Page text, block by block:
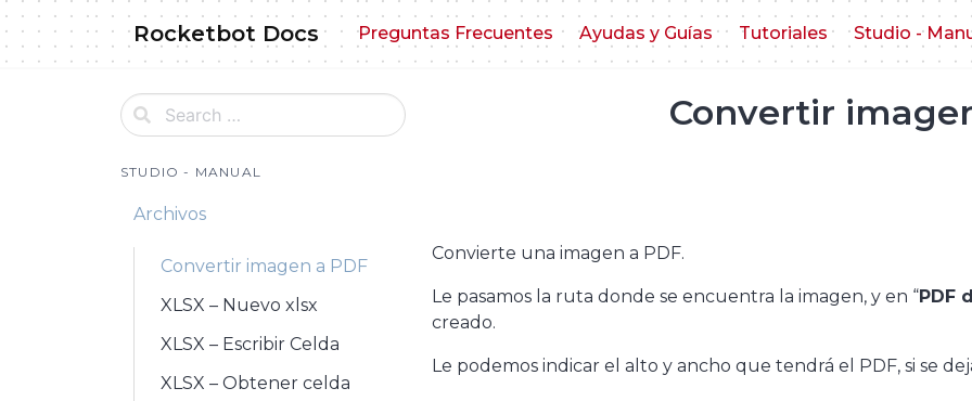
Skip
to
content
Rocketbot Docs Preguntas Frecuentes Ayudas y Guías Tutoriales Studio -
STUDIO - MANUAL
Archivos
Convertir imagen a PDF
XLSX – Nuevo xlsx
XLSX – Escribir Celda
XLSX – Obtener celda
Convertir
Convierte una imagen a PDF.
Le pasamos la ruta donde se encuentra la imagen, y en “PDF
creado.
Le podemos indicar el alto y ancho que tendrá el PDF, si se